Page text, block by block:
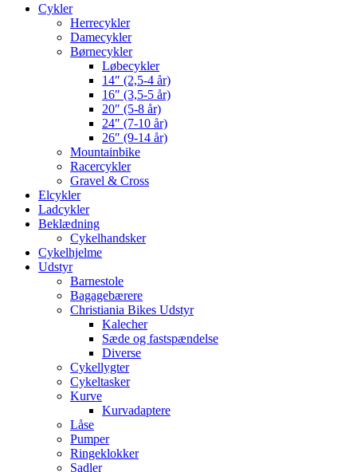
Cykler
Herrecykler
Damecykler
Børnecykler
Løbecykler
14″ (2,5-4 år)
16″ (3,5-5 år)
20″ (5-8 år)
24″ (7-10 år)
26″ (9-14 år)
Mountainbike
Racercykler
Gravel & Cross
Elcykler
Ladcykler
Beklædning
Cykelhandsker
Cykelhjelme
Udstyr
Barnestole
Bagagebærere
Christiania Bikes Udstyr
Kalecher
Sæde og fastspændelse
Diverse
Cykellygter
Cykeltasker
Kurve
Kurvadaptere
Låse
Pumper
Ringeklokker
Sadler